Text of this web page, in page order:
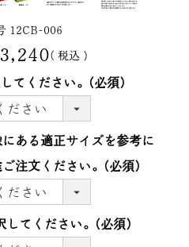
12CB-006
3,240 税込
てください。 (必須)
ある適正サイズを参考に
注文ください。
(必須)
てください。 (必須)